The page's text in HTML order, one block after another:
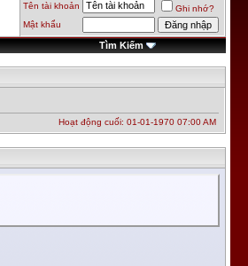
Tên tài khoản
Ghi nhớ?
Mật khẩu
Tìm Kiếm
Hoạt động cuối: 01-01-1970 07:00 AM